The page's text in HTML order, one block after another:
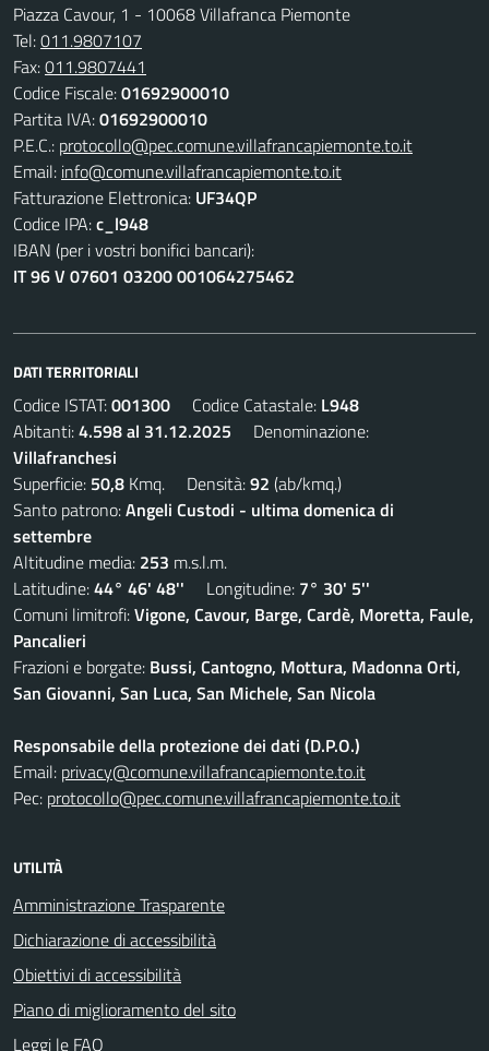
Piazza Cavour, 1 - 10068 Villafranca Piemonte
Tel:011.9807107
Fax:011.9807441
Codice Fiscale:01692900010
Partita IVA:01692900010
P.E.C.: protocollo@pec.comune.villafrancapiemonte.to.it
Email: info@comune.villafrancapiemonte.to.it
Fatturazione Elettronica: UF34QP
Codice IPA:c_l948
IBAN (per i vostri bonifici bancari):
IT 96 V 07601 03200 001064275462
DATI TERRITORIALI
Codice ISTAT:001300 Codice Catastale: L948
Abitanti:4.598 al 31.12.2025 Denominazione:
Villafranchesi
Superficie: 50,8 Kmq. Densità:92 (ab/kmq.)
Santo patrono:Angeli Custodi - ultima domenica di
settembre
Altitudine media: 253 m.s.l.m.
Latitudine:44° 46' 48'' Longitudine: 7° 30' 5''
Comuni limitrofi:Vigone, Cavour, Barge, Cardè, Moretta, Faule,
Pancalieri
Frazioni e borgate: Bussi, Cantogno, Mottura, Madonna Orti,
San Giovanni, San Luca, San Michele, San Nicola
Responsabile della protezione dei dati (D.P.O.)
Email: privacy@comune.villafrancapiemonte.to.it
Pec: protocollo@pec.comune.villafrancapiemonte.to.it
UTILITÀ
Amministrazione Trasparente
Dichiarazione di accessibilità
Obiettivi di accessibilità
Piano di miglioramento del sito
Leggi le FAQ